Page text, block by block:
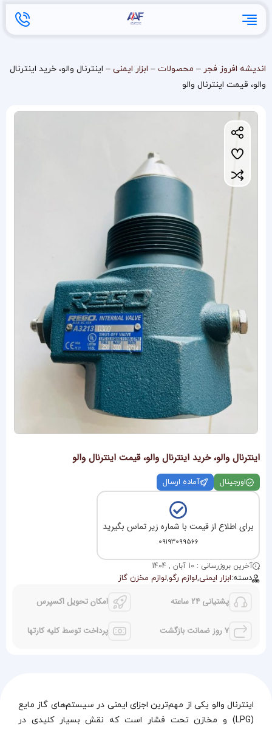
اندیشه افروز فجر – محصولات – ابزار ایمنی – اینترنال والو، خرید اینترنال
والو، قیمت اینترنال والو
اینترنال والو، خرید اینترنال والو، قیمت اینترنال والو
اورجینال آماده ارسال
برای اطلاع از قیمت با شماره زیر تماس بگیرید
09193099566
آخرین بروزرسانی : 10 آبان , 1404
دسته:ابزار ایمنی,لوازم رگو,لوازم مخزن گاز
پشتیانی 24 ساعته امکان تحویل اکسپرس
7 روز ضمانت بازگشت پرداخت توسط کلیه کارتها
اینترنال والو یکی از مهم‌ترین اجزای ایمنی در سیستم‌های گاز مایع
(LPG) و مخازن تحت فشار است که نقش بسیار کلیدی در